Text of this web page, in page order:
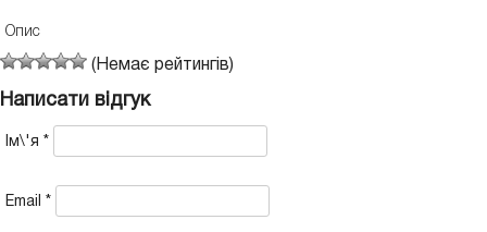
Опис
(Немає рейтингів)
Написати відгук
Ім\'я *
Email *